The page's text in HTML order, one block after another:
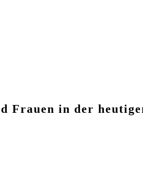
Frauen in der